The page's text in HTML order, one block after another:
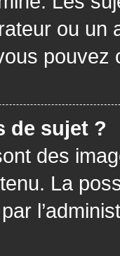
ou un
de sujet ?
des
La